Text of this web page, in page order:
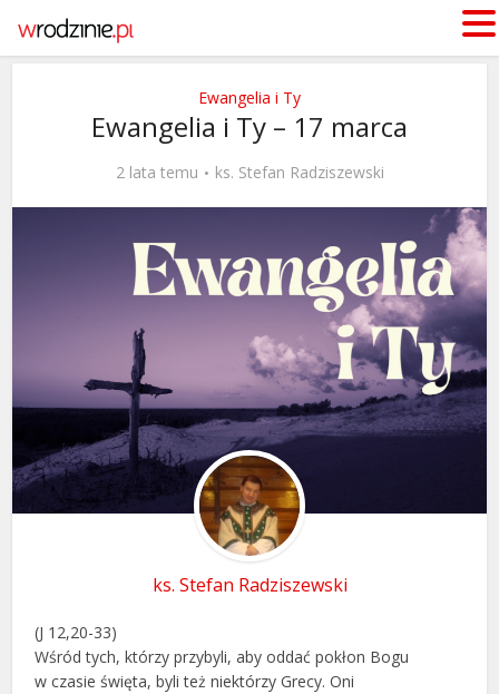
Ewangelia i Ty
Ewangelia i Ty – 17 marca
2 lata temu ks. Stefan Radziszewski
ks. Stefan Radziszewski
(J 12,20-33)
Wśród tych, którzy przybyli, aby oddać pokłon Bogu
w czasie święta, byli też niektórzy Grecy. Oni